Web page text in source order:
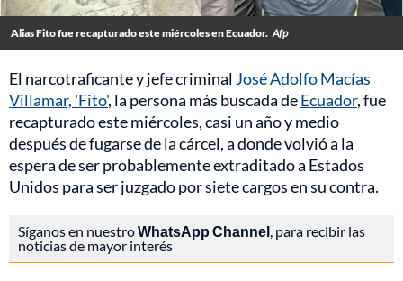
Alias Fito fue recapturado este miércoles en Ecuador. Afp
El narcotraficante y jefe criminal José Adolfo Macías
Villamar, 'Fito', la persona más buscada deEcuador, fue
recapturado este miércoles, casi un año y medio
después de fugarse de la cárcel, a donde volvió a la
espera de ser probablemente extraditado a Estados
Unidos para ser juzgado por siete cargos en su contra.
Síganos en nuestroWhatsApp Channel, para recibir las
noticias de mayor interés